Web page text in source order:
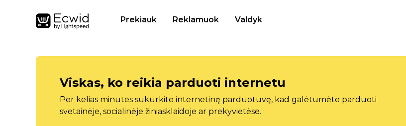
Prekiauk Reklamuok Valdyk
Viskas, ko reikia parduoti internetu
Per kelias minutes sukurkite internetinę parduotuvę, kad galėtumėte parduoti
svetainėje, socialinėje žiniasklaidoje ar prekyvietėse.